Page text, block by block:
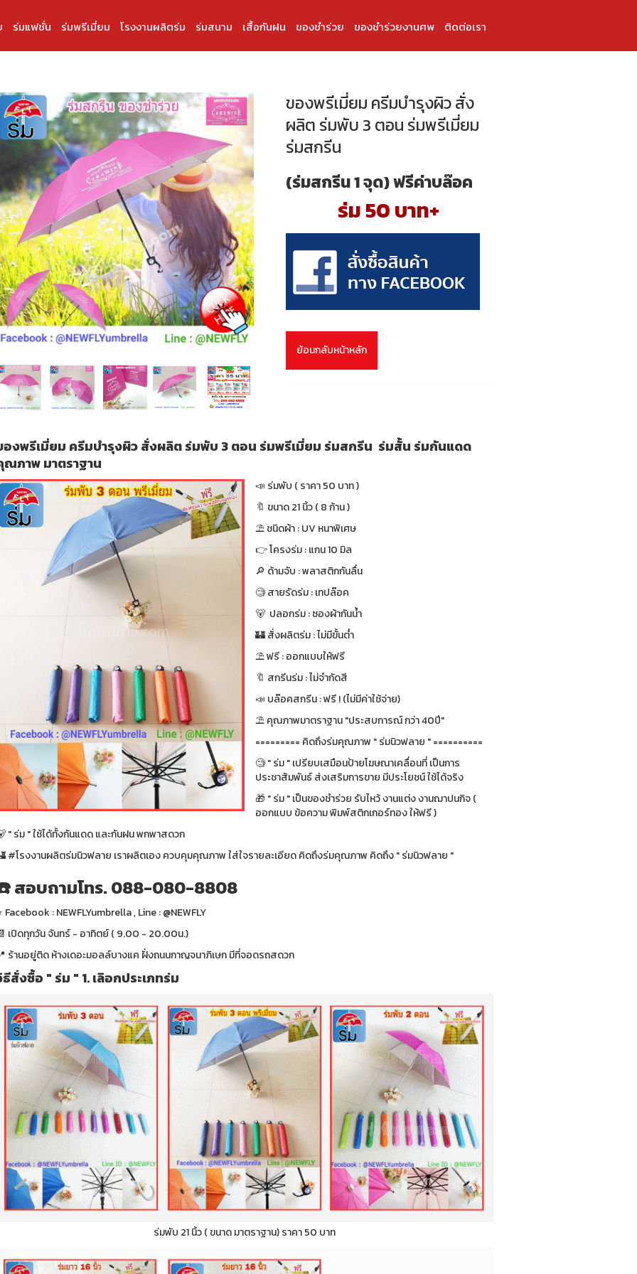
ร่มแฟชั่น ร่มพรีเมี่ยม โรงงานผลิตร่ม ร่มสนาม เสื้อกันฝน ของชำร่วย ของชำร่วยงานศพ ติดต่อเรา
ของพรีเมี่ยม ครีมบำรุงผิว สั่ง
ผลิต ร่มพับ 3 ตอน ร่มพรีเมี่ยม
ร่มสกรีน
(ร่มสกรีน 1 จุด) ฟรีค่าบล๊อค
ร่ม 50 บาท+
ย้อนกลับหน้าหลัก
องพรีเมี่ยม ครีมบำรุงผิว สั่งผลิต ร่มพับ 3 ตอน ร่มพรีเมี่ยม ร่มสกรีน ร่มสั้น ร่มกันแดด
ณภาพ มาตราฐาน
📣 ร่มพับ ( ราคา 50 บาท )
🔖 ขนาด 21 นิ้ว ( 8 ก้าน )
⛱ ชนิดผ้า : UV หนาพิเศษ
👉 โครงร่ม : แกน 10 มิล
🔎 ด้ามจับ : พลาสติกกันลื่น
🧐 สายรัดร่ม : เทปล๊อค
🐻 ปลอกร่ม : ซองผ้ากันน้ำ
🏰 สั่งผลิตร่ม : ไม่มีขั้นต่ำ
⛱ ฟรี : ออกแบบให้ฟรี
🔖 สกรีนร่ม : ไม่จำกัดสี
📣 บล๊อคสกรีน : ฟรี ! (ไม่มีค่าใช้จ่าย)
⛱ คุณภาพมาตราฐาน "ประสบการณ์ กว่า 40ปี"
========= คิดถึงร่มคุณภาพ " ร่มนิวฟลาย " ==========
🧐 " ร่ม " เปรียบเสมือนป้ายโฆษณาเคลื่อนที่ เป็นการ
ประชาสัมพันธ์ ส่งเสริมการขาย มีประโยชน์ ใช้ได้จริง
🎁 " ร่ม " เป็นของชำร่วย รับไหว้ งานแต่ง งานฌาปนกิจ (
ออกแบบ ข้อความ พิมพ์สติกเกอร์ทอง ให้ฟรี )
" ร่ม " ใช้ได้ทั้งกันแดด และกันฝน พกพาสดวก
#โรงงานผลิตร่มนิวฟลาย เราผลิตเอง ควบคุมคุณภาพ ใส่ใจรายละเอียด คิดถึงร่มคุณภาพ คิดถึง " ร่มนิวฟลาย "
สอบถามโทร. 088-080-8808
Facebook : NEWFLYumbrella , Line : @NEWFLY
เปิดทุกวัน จันทร์ - อาทิตย์ ( 9.00 - 20.00น.)
ร้านอยู่ติด ห้างเดอะมอลล์บางแค ฝั่งถนนกาญจนาภิเษก มีที่จอดรถสดวก
สั่งซื้อ " ร่ม " 1. เลิอกประเภทร่ม
ร่มพับ 21 นิ้ว ( ขนาด มาตราฐาน) ราคา 50 บาท